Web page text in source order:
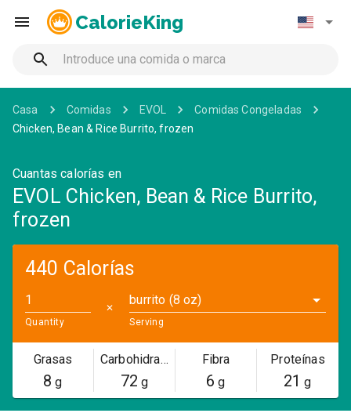
CalorieKing
Casa Comidas EVOL
Comidas Congeladas
Chicken, Bean & Rice Burrito, frozen
Cuantas calorías en
EVOL Chicken, Bean & Rice Burrito,
frozen
440 Calorías
Quantity
✕
burrito (8 oz)
Serving
Grasas
8 g
Carbohidratos
72 g
Fibra
6 g
Proteínas
21 g